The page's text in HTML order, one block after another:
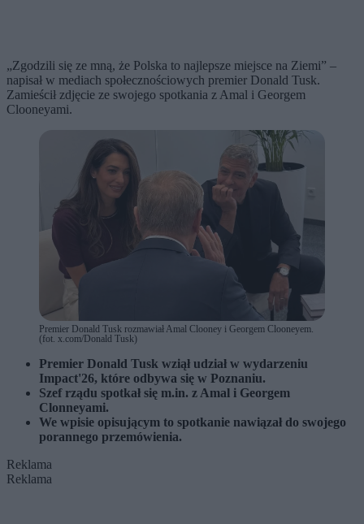
„Zgodzili się ze mną, że Polska to najlepsze miejsce na Ziemi” –
napisał w mediach społecznościowych premier Donald Tusk.
Zamieścił zdjęcie ze swojego spotkania z Amal i Georgem
Clooneyami.
Premier Donald Tusk rozmawiał Amal Clooney i Georgem Clooneyem.
(fot. x.com/Donald Tusk)
Premier Donald Tusk wziął udział w wydarzeniu
Impact'26, które odbywa się w Poznaniu.
Szef rządu spotkał się m.in. z Amal i Georgem
Clonneyami.
We wpisie opisującym to spotkanie nawiązał do swojego
porannego przemówienia.
Reklama
Reklama